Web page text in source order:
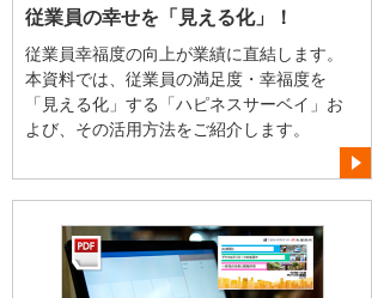
従業員の幸せを「見える化」！
従業員幸福度の向上が業績に直結します。
本資料では、従業員の満足度・幸福度を
「見える化」する「ハピネスサーベイ」お
よび、その活用方法をご紹介します。